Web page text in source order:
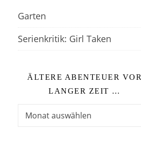
Garten
Serienkritik: Girl Taken
ÄLTERE ABENTEUER VOR
LANGER ZEIT …